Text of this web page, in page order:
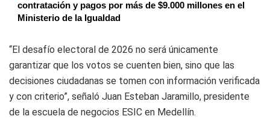
contratación y pagos por más de $9.000 millones en el
Ministerio de la Igualdad
“El desafío electoral de 2026 no será únicamente
garantizar que los votos se cuenten bien, sino que las
decisiones ciudadanas se tomen con información verificada
y con criterio”, señaló Juan Esteban Jaramillo, presidente
de la escuela de negocios ESIC en Medellín.